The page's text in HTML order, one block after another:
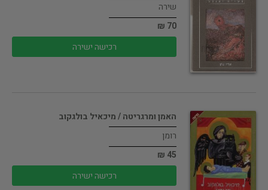
שירה
70 ₪
רכישה ישירה
האמן ומרגריטה / מיכאיל בולגקוב
רומן
45 ₪
רכישה ישירה